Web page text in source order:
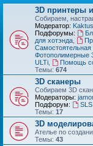
3D принтеры
Собираем,
Модератор: Kaktus
Подфорумы:
для хотэнда
Самостоятельная
Фотополимерные
ULTi
Помощь
Темы: 674
3D сканеры
Собираем 3D
Модераторы:
Подфорум:
Темы: 17
3D
Ателье по
Темы: 43